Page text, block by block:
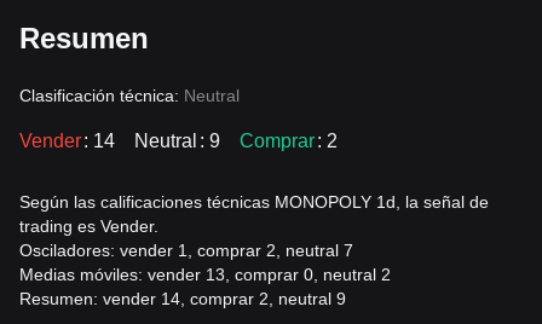
Resumen
Clasificación técnica: Neutral
Vender: 14 Neutral : 9 Comprar: 2
Según las calificaciones técnicas MONOPOLY 1d, la señal de
trading es Vender.
Osciladores: vender 1, comprar 2, neutral 7
Medias móviles: vender 13, comprar 0, neutral 2
Resumen: vender 14, comprar 2, neutral 9